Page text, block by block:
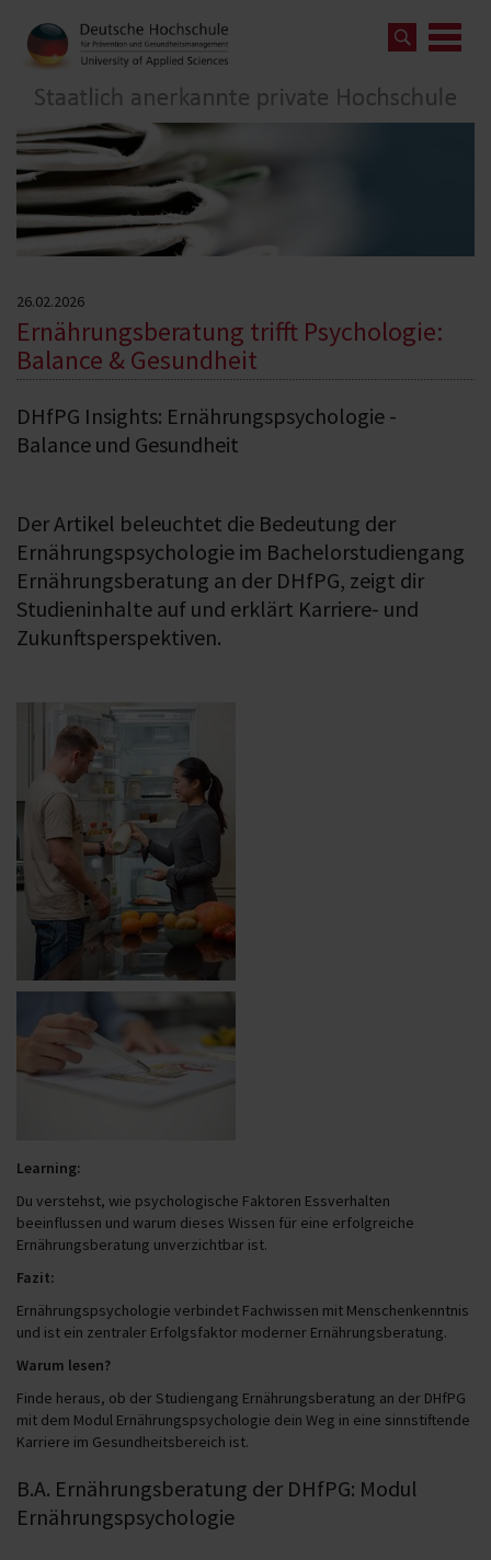
26.02.2026
Ernährungsberatung trifft Psychologie:
Balance & Gesundheit
DHfPG Insights: Ernährungspsychologie -
Balance und Gesundheit
Der Artikel beleuchtet die Bedeutung der
Ernährungspsychologie im Bachelorstudiengang
Ernährungsberatung an der DHfPG, zeigt dir
Studieninhalte auf und erklärt Karriere- und
Zukunftsperspektiven.
Learning:
Du verstehst, wie psychologische Faktoren Essverhalten
beeinflussen und warum dieses Wissen für eine erfolgreiche
Ernährungsberatung unverzichtbar ist.
Fazit:
Ernährungspsychologie verbindet Fachwissen mit Menschenkenntnis
und ist ein zentraler Erfolgsfaktor moderner Ernährungsberatung.
Warum lesen?
Finde heraus, ob der Studiengang Ernährungsberatung an der DHfPG
mit dem Modul Ernährungspsychologie dein Weg in eine sinnstiftende
Karriere im Gesundheitsbereich ist.
B.A. Ernährungsberatung der DHfPG: Modul
Ernährungspsychologie